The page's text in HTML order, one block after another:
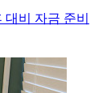
대비 자금 준비